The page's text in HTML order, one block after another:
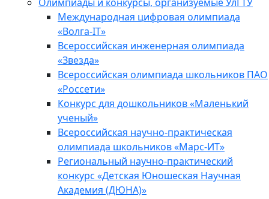
Международная цифровая олимпиада
«Волга-IT»
Всероссийская инженерная олимпиада
«Звезда»
Всероссийская олимпиада школьников ПАО
«Россети»
Конкурс для дошкольников «Маленький
ученый»
Всероссийская научно-практическая
олимпиада школьников «Марс-ИТ»
Региональный научно-практический
конкурс «Детская Юношеская Научная
Академия (ДЮНА)»